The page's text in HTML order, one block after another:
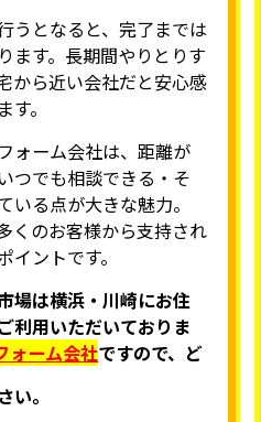
うとなると、完了までは
ます。長期間やりとりす
から近い会社だと安心感
。
ォーム会社は、距離が
つでも相談できる・そ
いる点が大きな魅力。
くのお客様から支持され
ントです。
場は横浜・川崎にお住
利用いただいておりま
ォーム会社ですので、ど
い。